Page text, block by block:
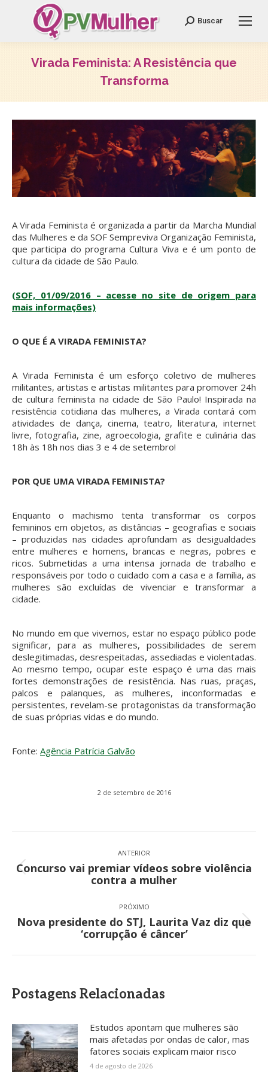
Search:
Buscar
Virada Feminista: A Resistência que
Transforma
A Virada Feminista é organizada a partir da Marcha Mundial
das Mulheres e da SOF Sempreviva Organização Feminista,
que participa do programa Cultura Viva e é um ponto de
cultura da cidade de São Paulo.
(SOF, 01/09/2016 – acesse no site de origem para
mais informações)
O QUE É A VIRADA FEMINISTA?
A Virada Feminista é um esforço coletivo de mulheres
militantes, artistas e artistas militantes para promover 24h
de cultura feminista na cidade de São Paulo! Inspirada na
resistência cotidiana das mulheres, a Virada contará com
atividades de dança, cinema, teatro, literatura, internet
livre, fotografia, zine, agroecologia, grafite e culinária das
18h às 18h nos dias 3 e 4 de setembro!
POR QUE UMA VIRADA FEMINISTA?
Enquanto o machismo tenta transformar os corpos
femininos em objetos, as distâncias – geografias e sociais
– produzidas nas cidades aprofundam as desigualdades
entre mulheres e homens, brancas e negras, pobres e
ricos. Submetidas a uma intensa jornada de trabalho e
responsáveis por todo o cuidado com a casa e a família, as
mulheres são excluídas de vivenciar e transformar a
cidade.
No mundo em que vivemos, estar no espaço público pode
significar, para as mulheres, possibilidades de serem
deslegitimadas, desrespeitadas, assediadas e violentadas.
Ao mesmo tempo, ocupar este espaço é uma das mais
fortes demonstrações de resistência. Nas ruas, praças,
palcos e palanques, as mulheres, inconformadas e
persistentes, revelam-se protagonistas da transformação
de suas próprias vidas e do mundo.
Fonte: Agência Patrícia Galvão
2 de setembro de 2016
de
post:
ANTERIOR
Post
anterior:
Concurso vai premiar vídeos sobre violência
contra a mulher
PRÓXIMO
Próximo
post:
Nova presidente do STJ, Laurita Vaz diz que
‘corrupção é câncer’
Postagens Relacionadas
Estudos apontam que mulheres são
mais afetadas por ondas de calor, mas
fatores sociais explicam maior risco
4 de agosto de 2026